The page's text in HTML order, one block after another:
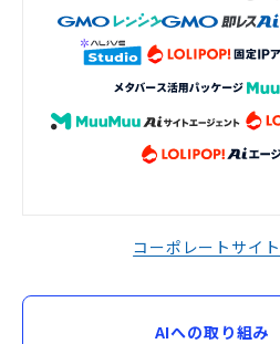
コーポレートサイト
AIへの取り組み